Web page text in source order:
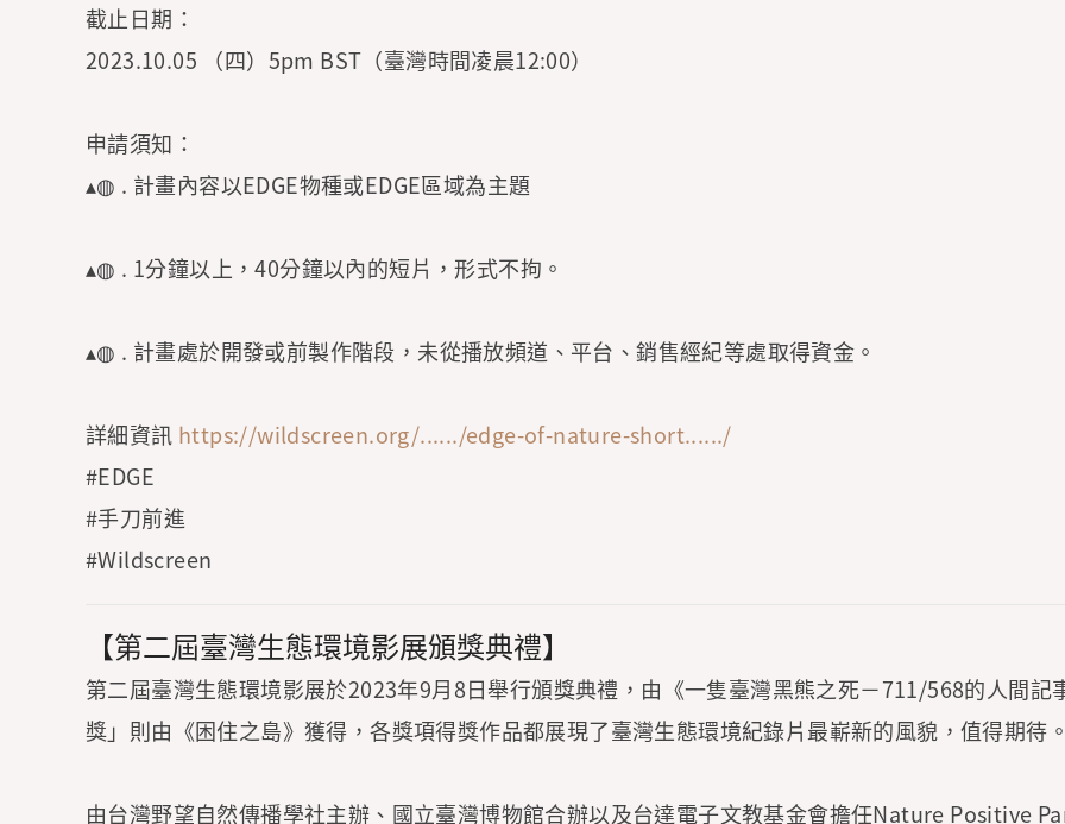
截止日期：
2023.10.05 （四）5pm BST（臺灣時間凌晨12:00）
申請須知：
▴◍ . 計畫內容以EDGE物種或EDGE區域為主題
▴◍ . 1分鐘以上，40分鐘以內的短片，形式不拘。
▴◍ . 計畫處於開發或前製作階段，未從播放頻道、平台、銷售經紀等處取得資金。
詳細資訊 https://wildscreen.org/....../edge-of-nature-short....../
#EDGE
#手刀前進
#Wildscreen
【第二屆臺灣生態環境影展頒獎典禮】
第二屆臺灣生態環境影展於2023年9月8日舉行頒獎典禮，由《一隻臺灣黑熊之死－711/568的人間
獎」則由《困住之島》獲得，各獎項得獎作品都展現了臺灣生態環境紀錄片最嶄新的風貌，值得期待
由台灣野望自然傳播學社主辦、國立臺灣博物館合辦以及台達電子文教基金會擔任Nature Positive